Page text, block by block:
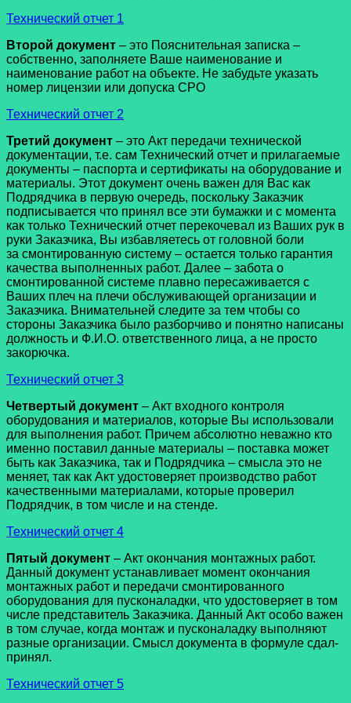
Технический отчет 1
Второй документ – это Пояснительная записка –
собственно, заполняете Ваше наименование и
наименование работ на объекте. Не забудьте указать
номер лицензии или допуска СРО
Технический отчет 2
Третий документ – это Акт передачи технической
документации, т.е. сам Технический отчет и прилагаемые
документы – паспорта и сертификаты на оборудование и
материалы. Этот документ очень важен для Вас как
Подрядчика в первую очередь, поскольку Заказчик
подписывается что принял все эти бумажки и с момента
как только Технический отчет перекочевал из Ваших рук в
руки Заказчика, Вы избавляетесь от головной боли
за смонтированную систему – остается только гарантия
качества выполненных работ. Далее – забота о
смонтированной системе плавно пересаживается с
Ваших плеч на плечи обслуживающей организации и
Заказчика. Внимательней следите за тем чтобы со
стороны Заказчика было разборчиво и понятно написаны
должность и Ф.И.О. ответственного лица, а не просто
закорючка.
Технический отчет 3
Четвертый документ – Акт входного контроля
оборудования и материалов, которые Вы использовали
для выполнения работ. Причем абсолютно неважно кто
именно поставил данные материалы – поставка может
быть как Заказчика, так и Подрядчика – смысла это не
меняет, так как Акт удостоверяет производство работ
качественными материалами, которые проверил
Подрядчик, в том числе и на стенде.
Технический отчет 4
Пятый документ – Акт окончания монтажных работ.
Данный документ устанавливает момент окончания
монтажных работ и передачи смонтированного
оборудования для пусконаладки, что удостоверяет в том
числе представитель Заказчика. Данный Акт особо важен
в том случае, когда монтаж и пусконаладку выполняют
разные организации. Смысл документа в формуле сдал-
принял.
Технический отчет 5